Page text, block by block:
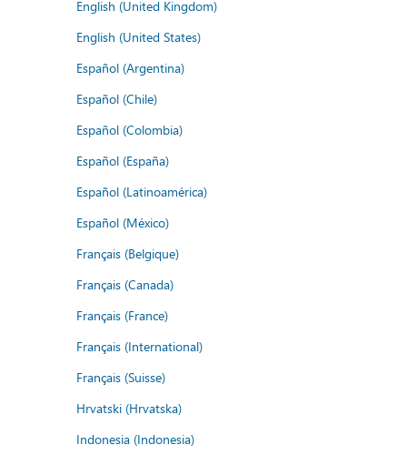
English (United Kingdom)
English (United States)
Español (Argentina)
Español (Chile)
Español (Colombia)
Español (España)
Español (Latinoamérica)
Español (México)
Français (Belgique)
Français (Canada)
Français (France)
Français (International)
Français (Suisse)
Hrvatski (Hrvatska)
Indonesia (Indonesia)